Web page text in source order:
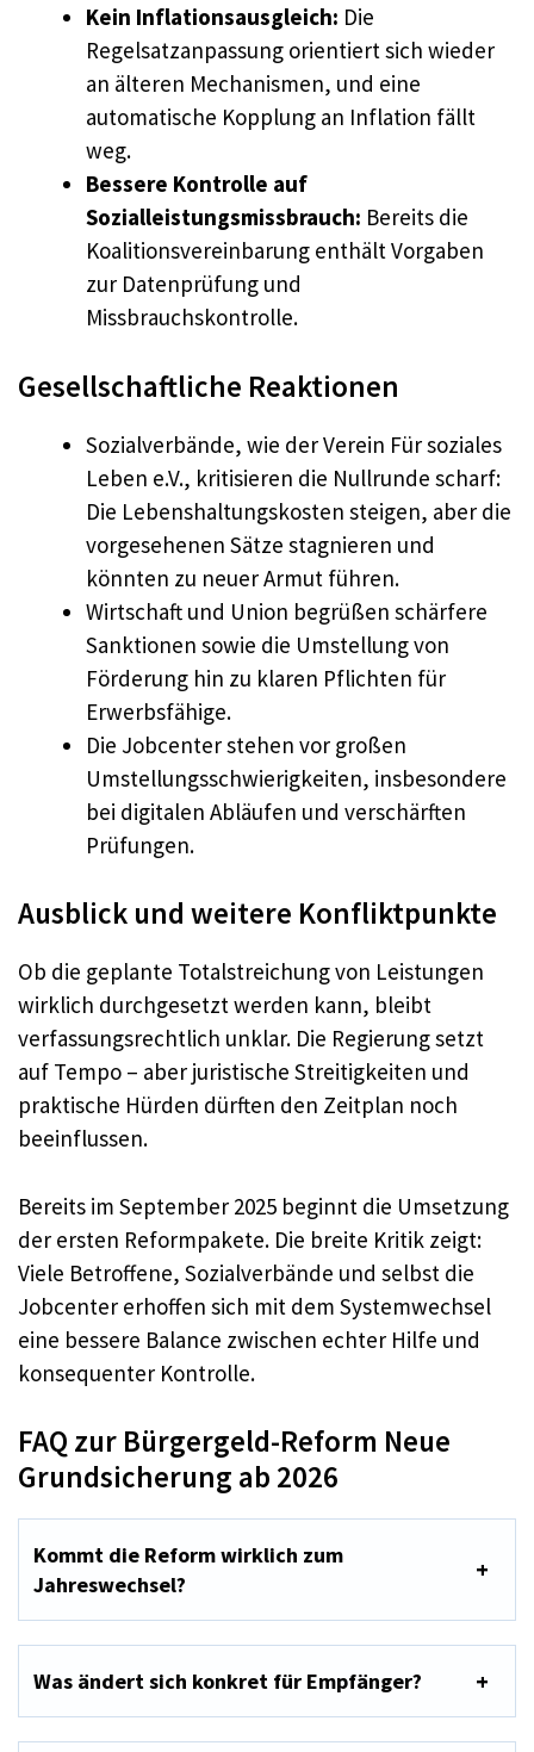
Kein Inflationsausgleich: Die
Regelsatzanpassung orientiert sich wieder
an älteren Mechanismen, und eine
automatische Kopplung an Inflation fällt
weg.
Bessere Kontrolle auf
Sozialleistungsmissbrauch: Bereits die
Koalitionsvereinbarung enthält Vorgaben
zur Datenprüfung und
Missbrauchskontrolle.
Gesellschaftliche Reaktionen
Sozialverbände, wie der Verein Für soziales
Leben e.V., kritisieren die Nullrunde scharf:
Die Lebenshaltungskosten steigen, aber die
vorgesehenen Sätze stagnieren und
könnten zu neuer Armut führen.
Wirtschaft und Union begrüßen schärfere
Sanktionen sowie die Umstellung von
Förderung hin zu klaren Pflichten für
Erwerbsfähige.
Die Jobcenter stehen vor großen
Umstellungsschwierigkeiten, insbesondere
bei digitalen Abläufen und verschärften
Prüfungen.
Ausblick und weitere Konfliktpunkte
Ob die geplante Totalstreichung von Leistungen
wirklich durchgesetzt werden kann, bleibt
verfassungsrechtlich unklar. Die Regierung setzt
auf Tempo – aber juristische Streitigkeiten und
praktische Hürden dürften den Zeitplan noch
beeinflussen.
Bereits im September 2025 beginnt die Umsetzung
der ersten Reformpakete. Die breite Kritik zeigt:
Viele Betroffene, Sozialverbände und selbst die
Jobcenter erhoffen sich mit dem Systemwechsel
eine bessere Balance zwischen echter Hilfe und
konsequenter Kontrolle.
FAQ zur Bürgergeld-Reform Neue
Grundsicherung ab 2026
Kommt die Reform wirklich zum
Jahreswechsel?
Was ändert sich konkret für Empfänger?